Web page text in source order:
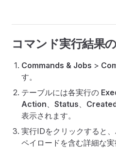
コマンド実行結果
Commands & Jobs >
す。
テーブルには各実行の
Action、 Status、
表示されます。
実行IDをクリックすると
ペイロードを含む詳細な実